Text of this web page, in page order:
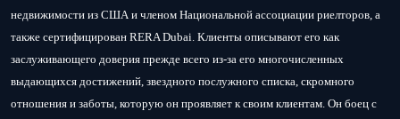
недвижимости из США и членом Национальной ассоциации риелторов, а
также сертифицирован RERA Dubai. Клиенты описывают его как
заслуживающего доверия прежде всего из-за его многочисленных
выдающихся достижений, звездного послужного списка, скромного
отношения и заботы, которую он проявляет к своим клиентам. Он боец ​​с